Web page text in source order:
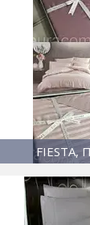
FIESTA,